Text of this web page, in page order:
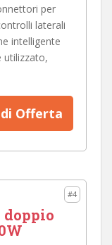
per
laterali
intelligente
utilizzato,
Offerta
#4
doppio